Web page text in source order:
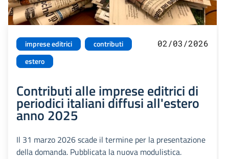
imprese editrici
contributi
estero
02/03/2026
Contributi alle imprese editrici di
periodici italiani diffusi all'estero
anno 2025
Il 31 marzo 2026 scade il termine per la presentazione
della domanda. Pubblicata la nuova modulistica.